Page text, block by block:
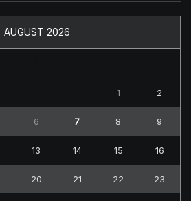
AUGUST 2026
1 2
6 7 8 9
13 14 15 16
20 21 22 23